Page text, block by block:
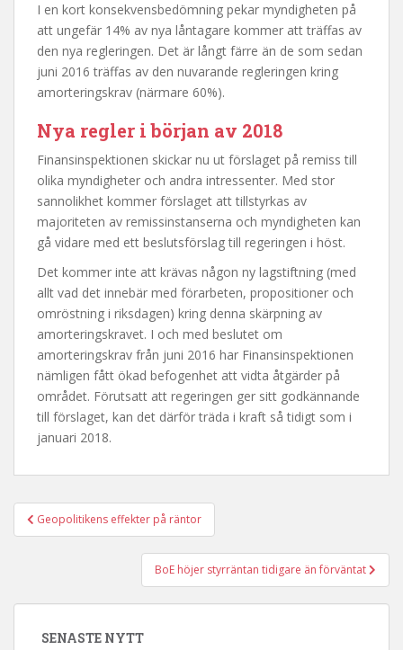
I en kort konsekvensbedömning pekar myndigheten på
att ungefär 14% av nya låntagare kommer att träffas av
den nya regleringen. Det är långt färre än de som sedan
juni 2016 träffas av den nuvarande regleringen kring
amorteringskrav (närmare 60%).
Nya regler i början av 2018
Finansinspektionen skickar nu ut förslaget på remiss till
olika myndigheter och andra intressenter. Med stor
sannolikhet kommer förslaget att tillstyrkas av
majoriteten av remissinstanserna och myndigheten kan
gå vidare med ett beslutsförslag till regeringen i höst.
Det kommer inte att krävas någon ny lagstiftning (med
allt vad det innebär med förarbeten, propositioner och
omröstning i riksdagen) kring denna skärpning av
amorteringskravet. I och med beslutet om
amorteringskrav från juni 2016 har Finansinspektionen
nämligen fått ökad befogenhet att vidta åtgärder på
området. Förutsatt att regeringen ger sitt godkännande
till förslaget, kan det därför träda i kraft så tidigt som i
januari 2018.
Inläggsnavigering
Geopolitikens effekter på räntor
BoE höjer styrräntan tidigare än förväntat
SENASTE NYTT